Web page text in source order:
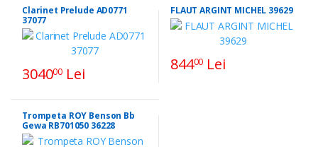
Sisteme fotovoltaice
Clarinet Prelude AD0771
37077
304000 Lei
FLAUT ARGINT MICHEL 39629
84400 Lei
Trompeta ROY Benson Bb
Gewa RB701050 36228